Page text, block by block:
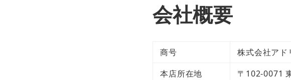
会社概要
商号
株式会社アド
本店所在地
〒102-0071